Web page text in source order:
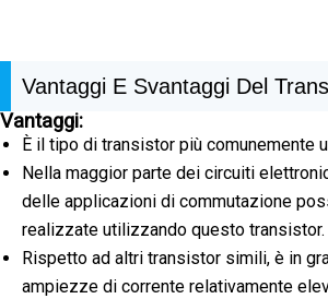
Vantaggi E Svantaggi Del
Vantaggi:
È il tipo di transistor più comunemente
Nella maggior parte dei circuiti
delle applicazioni di commutazione
realizzate utilizzando questo transistor.
Rispetto ad altri transistor simili, è in
ampiezze di corrente relativamente